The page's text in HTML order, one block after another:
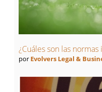
¿Cuáles son las
por Evolvers Legal &